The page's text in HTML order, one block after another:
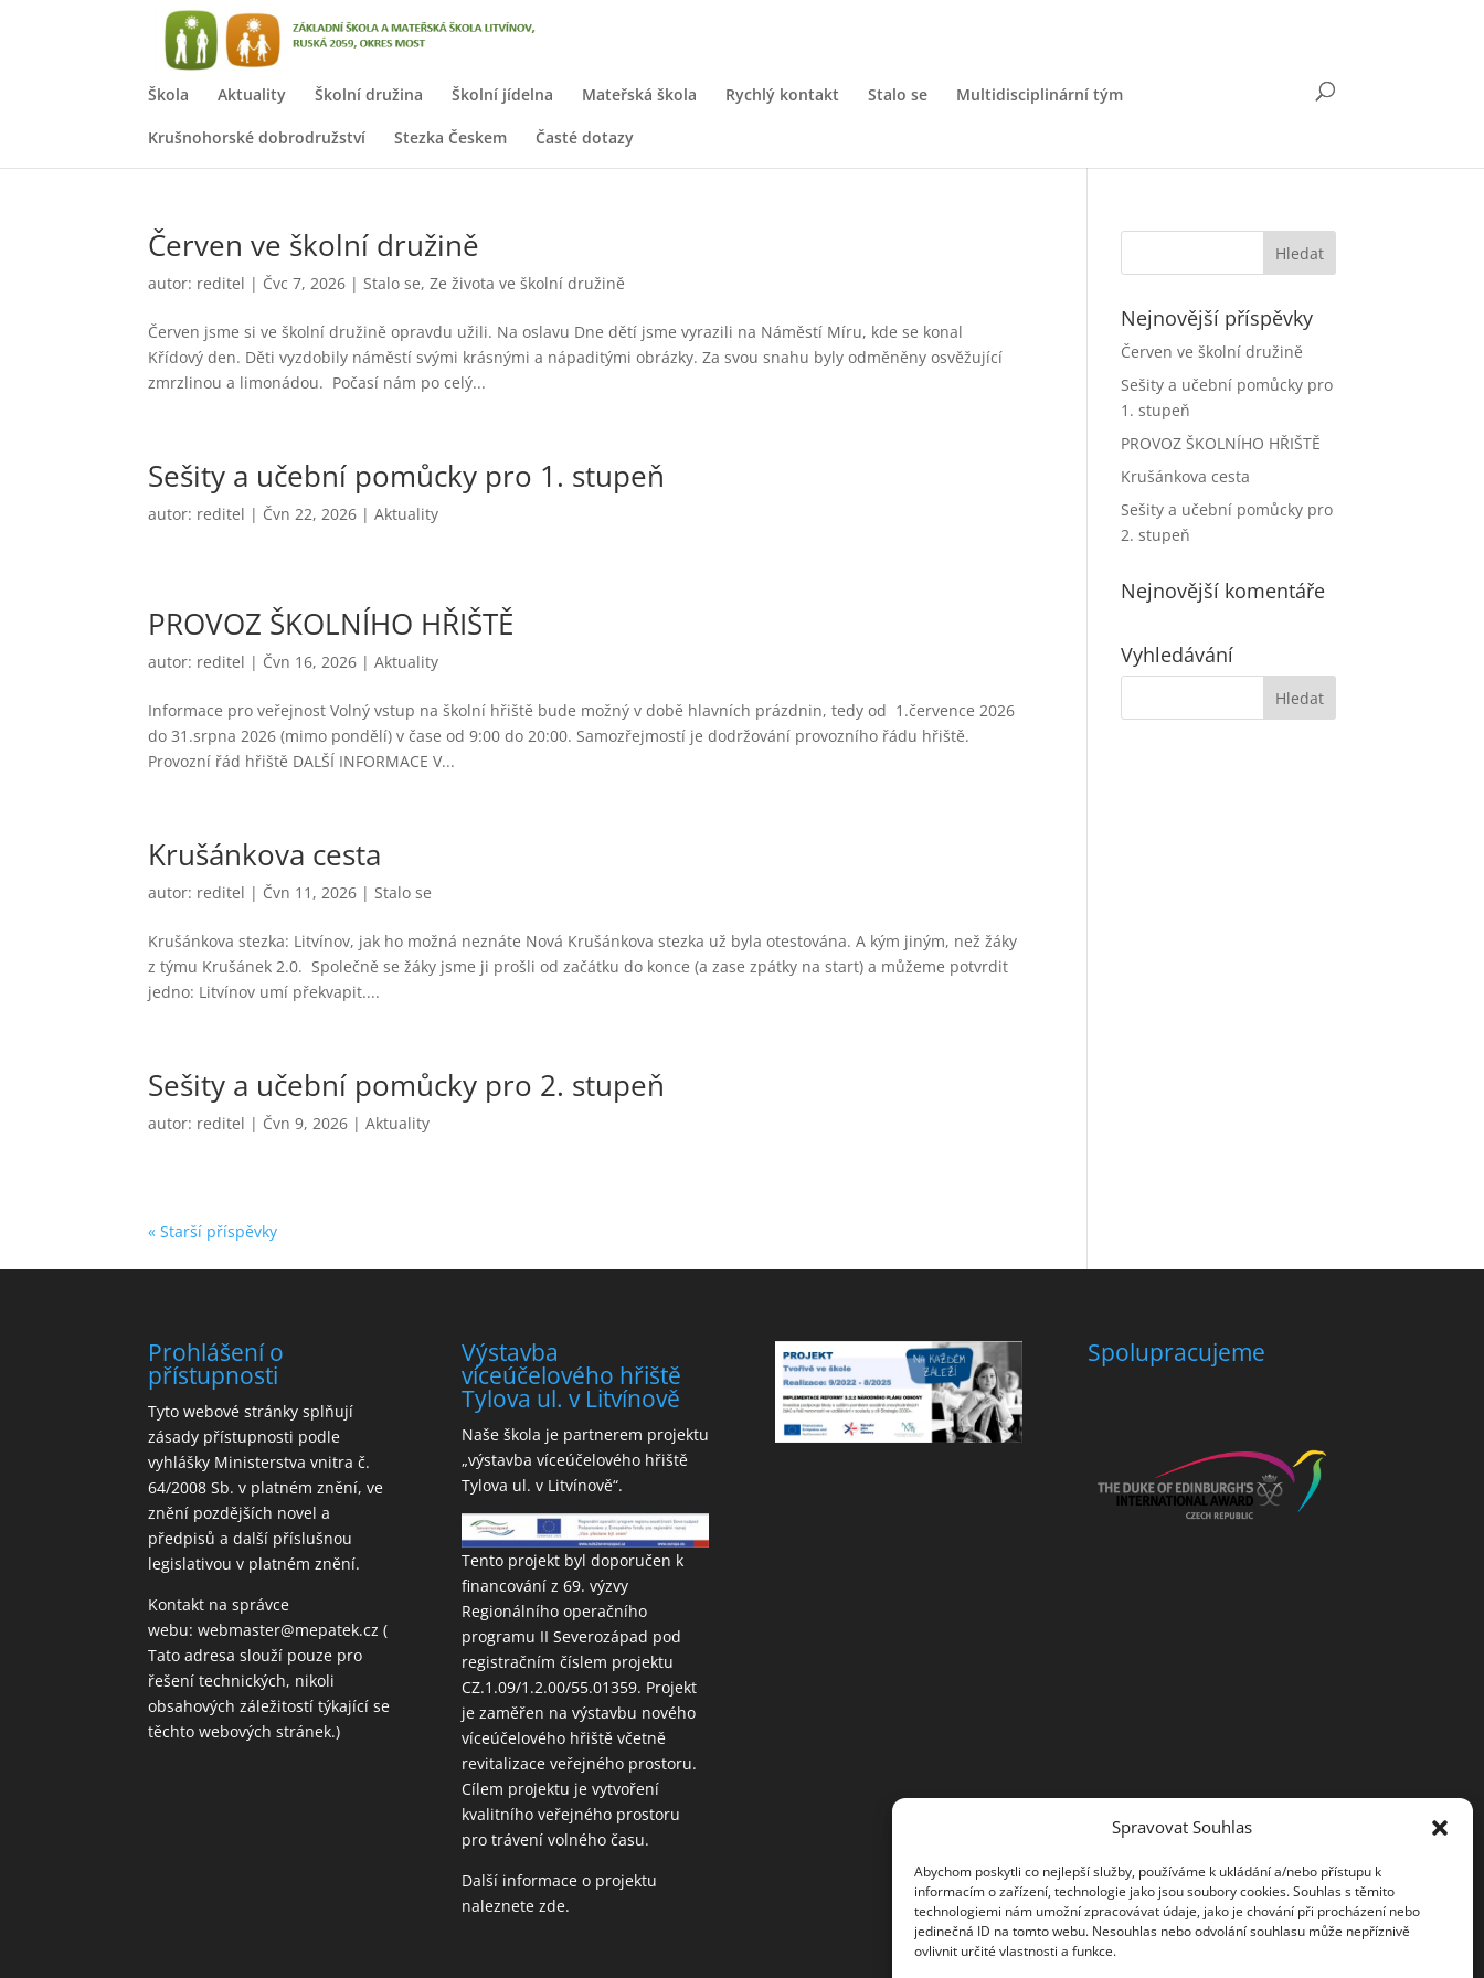
Spravovat Souhlas
Abychom poskytli co nejlepší služby, používáme k ukládání a/nebo přístupu k
informacím o zařízení, technologie jako jsou soubory cookies. Souhlas s těmito
technologiemi nám umožní zpracovávat údaje, jako je chování při procházení nebo
jedinečná ID na tomto webu. Nesouhlas nebo odvolání souhlasu může nepříznivě
ovlivnit určité vlastnosti a funkce.
Škola Aktuality Školní družina Školní jídelna Mateřská škola Rychlý kontakt Stalo se Multidisciplinární tým
Krušnohorské dobrodružství Stezka Českem Časté dotazy
Červen ve školní družině
autor: reditel | Čvc 7, 2026 |Stalo se,Ze života ve školní družině
Červen jsme si ve školní družině opravdu užili. Na oslavu Dne dětí jsme vyrazili na Náměstí Míru, kde se konal
Křídový den. Děti vyzdobily náměstí svými krásnými a nápaditými obrázky. Za svou snahu byly odměněny osvěžující
zmrzlinou a limonádou. Počasí nám po celý...
Sešity a učební pomůcky pro 1. stupeň
autor: reditel | Čvn 22, 2026 |Aktuality
PROVOZ ŠKOLNÍHO HŘIŠTĚ
autor: reditel | Čvn 16, 2026 |Aktuality
Informace pro veřejnost Volný vstup na školní hřiště bude možný v době hlavních prázdnin, tedy od 1.července 2026
do 31.srpna 2026 (mimo pondělí) v čase od 9:00 do 20:00. Samozřejmostí je dodržování provozního řádu hřiště.
Provozní řád hřiště DALŠÍ INFORMACE V...
Krušánkova cesta
autor: reditel | Čvn 11, 2026 |Stalo se
Krušánkova stezka: Litvínov, jak ho možná neznáte Nová Krušánkova stezka už byla otestována. A kým jiným, než žáky
z týmu Krušánek 2.0. Společně se žáky jsme ji prošli od začátku do konce (a zase zpátky na start) a můžeme potvrdit
jedno: Litvínov umí překvapit....
Sešity a učební pomůcky pro 2. stupeň
autor: reditel | Čvn 9, 2026 |Aktuality
« Starší příspěvky
Nejnovější příspěvky
Červen ve školní družině
Sešity a učební pomůcky pro
1. stupeň
PROVOZ ŠKOLNÍHO HŘIŠTĚ
Krušánkova cesta
Sešity a učební pomůcky pro
2. stupeň
Nejnovější komentáře
Vyhledávání
Prohlášení o
přístupnosti
Tyto webové stránky splňují
zásady přístupnosti podle
vyhlášky Ministerstva vnitra č.
64/2008 Sb. v platném znění, ve
znění pozdějších novel a
předpisů a další příslušnou
legislativou v platném znění.
Kontakt na správce
webu:webmaster@mepatek.cz (
Tato adresa slouží pouze pro
řešení technických, nikoli
obsahových záležitostí týkající se
těchto webových stránek.)
Výstavba
víceúčelového hřiště
Tylova ul. v Litvínově
Naše škola je partnerem projektu
„výstavba víceúčelového hřiště
Tylova ul. v Litvínově“.
Tento projekt byl doporučen k
financování z 69. výzvy
Regionálního operačního
programu II Severozápad pod
registračním číslem projektu
CZ.1.09/1.2.00/55.01359. Projekt
je zaměřen na výstavbu nového
víceúčelového hřiště včetně
revitalizace veřejného prostoru.
Cílem projektu je vytvoření
kvalitního veřejného prostoru
pro trávení volného času.
Další informace o projektu
naleznete zde.
Spolupracujeme